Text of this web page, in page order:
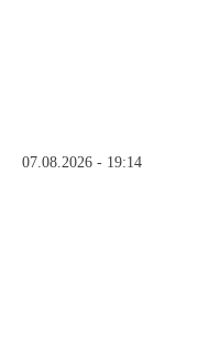
07.08.2026 - 19:14